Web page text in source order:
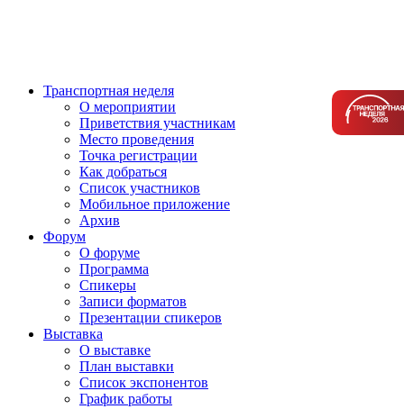
Транспортная неделя
О мероприятии
Приветствия участникам
Место проведения
Точка регистрации
Как добраться
Список участников
Мобильное приложение
Архив
Форум
О форуме
Программа
Спикеры
Записи форматов
Презентации спикеров
Выставка
О выставке
План выставки
Список экспонентов
График работы